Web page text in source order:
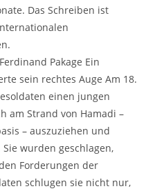
Das Schreiben ist
Pakage Ein
sein rechtes Auge Am 18.
einen jungen
am Strand von Hamadi –
– auszuziehen und
wurden geschlagen,
Forderungen der
schlugen sie nicht nur,